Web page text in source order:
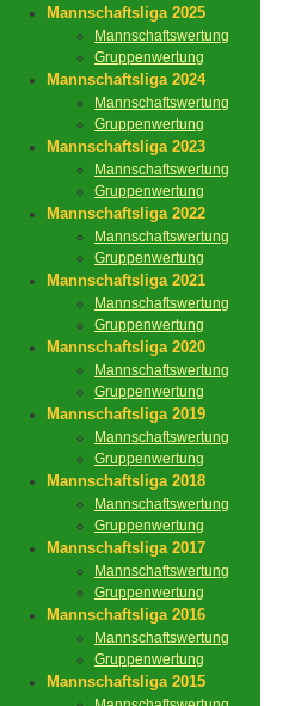
Mannschaftsliga 2025
Mannschaftswertung
Gruppenwertung
Mannschaftsliga 2024
Mannschaftswertung
Gruppenwertung
Mannschaftsliga 2023
Mannschaftswertung
Gruppenwertung
Mannschaftsliga 2022
Mannschaftswertung
Gruppenwertung
Mannschaftsliga 2021
Mannschaftswertung
Gruppenwertung
Mannschaftsliga 2020
Mannschaftswertung
Gruppenwertung
Mannschaftsliga 2019
Mannschaftswertung
Gruppenwertung
Mannschaftsliga 2018
Mannschaftswertung
Gruppenwertung
Mannschaftsliga 2017
Mannschaftswertung
Gruppenwertung
Mannschaftsliga 2016
Mannschaftswertung
Gruppenwertung
Mannschaftsliga 2015